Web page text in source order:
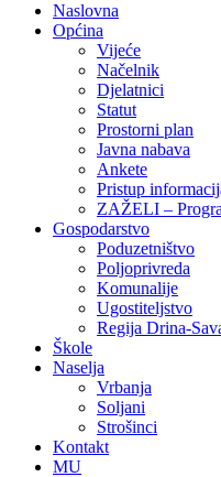
Naslovna
Općina
Vijeće
Načelnik
Djelatnici
Statut
Prostorni plan
Javna nabava
Ankete
Pristup
ZAŽELI –
Gospodarstvo
Poduzetništvo
Poljoprivreda
Komunalije
Ugostiteljstvo
Regija Drina-
Škole
Naselja
Vrbanja
Soljani
Strošinci
Kontakt
MU